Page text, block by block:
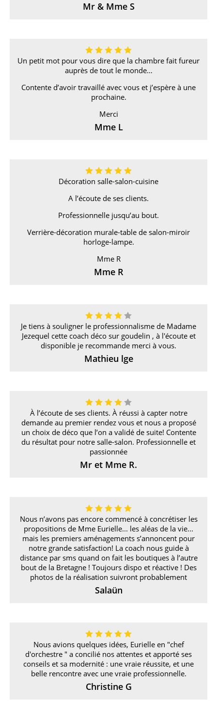
Mr & Mme S
Un petit mot pour vous dire que la chambre fait fureur
auprès de tout le monde…
Contente d’avoir travaillé avec vous et j’espère à une
prochaine.
Merci
Mme L
Décoration salle-salon-cuisine
A l’écoute de ses clients.
Professionnelle jusqu’au bout.
Verrière-décoration murale-table de salon-miroir
horloge-lampe.
Mme R
Mme R
Je tiens à souligner le professionnalisme de Madame
Jezequel cette coach déco sur goudelin , à l'écoute et
disponible je recommande merci à vous.
Mathieu lge
À l’écoute de ses clients. À réussi à capter notre
demande au premier rendez vous et nous a proposé
un choix de déco que l’on a validé de suite! Contente
du résultat pour notre salle-salon. Professionnelle et
passionnée
Mr et Mme R.
Nous n’avons pas encore commencé à concrétiser les
propositions de Mme Eurielle... les aléas de la vie...
mais les premiers aménagements s’annoncent pour
notre grande satisfaction! La coach nous guide à
distance par sms quand on fait les boutiques à l’autre
bout de la Bretagne ! Toujours dispo et réactive ! Des
photos de la réalisation suivront probablement
Salaün
Nous avions quelques idées, Eurielle en "chef
d'orchestre " a concilié nos attentes et apporté ses
conseils et sa modernité : une vraie réussite, et une
belle rencontre avec une vraie professionnelle.
Christine G